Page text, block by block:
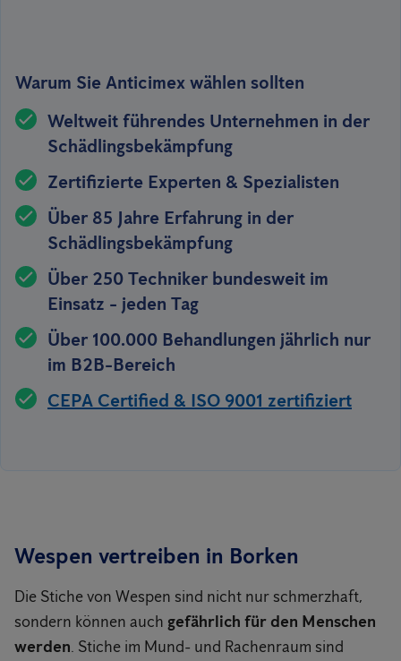
Warum Sie Anticimex wählen sollten
Weltweit führendes Unternehmen in der
Schädlingsbekämpfung
Zertifizierte Experten & Spezialisten
Über 85 Jahre Erfahrung in der
Schädlingsbekämpfung
Über 250 Techniker bundesweit im
Einsatz - jeden Tag
Über 100.000 Behandlungen jährlich nur
im B2B-Bereich
CEPA Certified & ISO 9001 zertifiziert
Wespen vertreiben in Borken
Die Stiche von Wespen sind nicht nur schmerzhaft,
sondern können auch gefährlich für den Menschen
werden. Stiche im Mund- und Rachenraum sind